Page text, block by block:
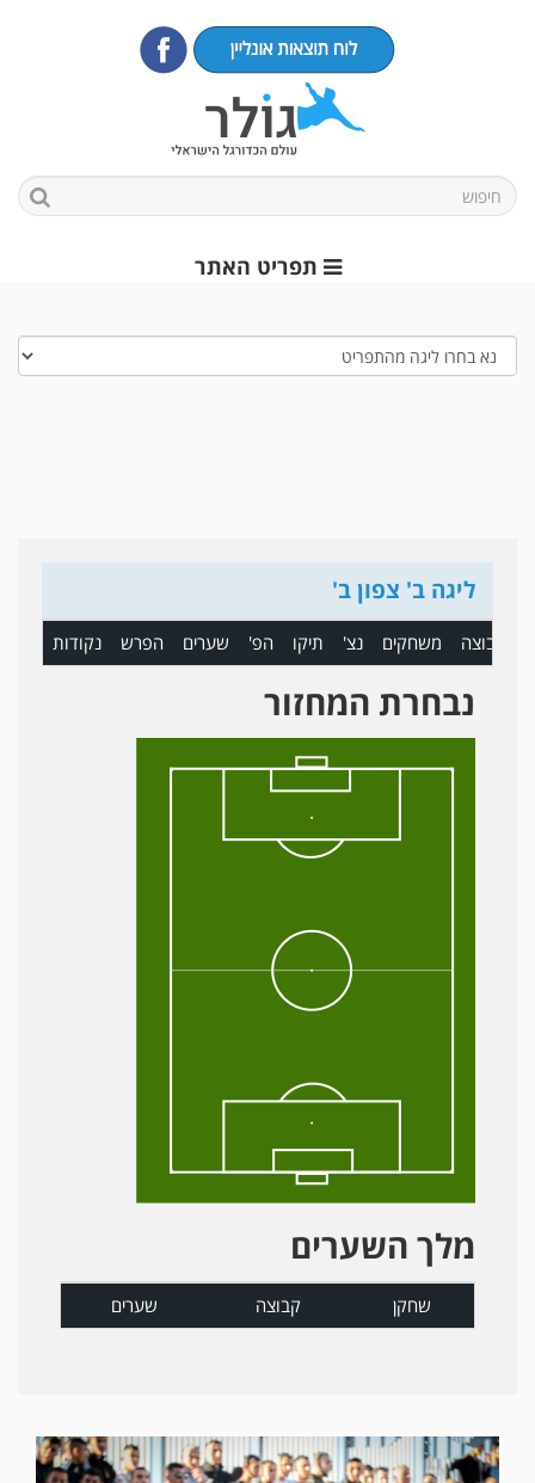
תפריט האתר
ליגה ב' צפון ב'
קבוצה משחקים נצ' תיקו הפ' שערים הפרש נקודות
נבחרת המחזור
מלך השערים
שחקן קבוצה שערים